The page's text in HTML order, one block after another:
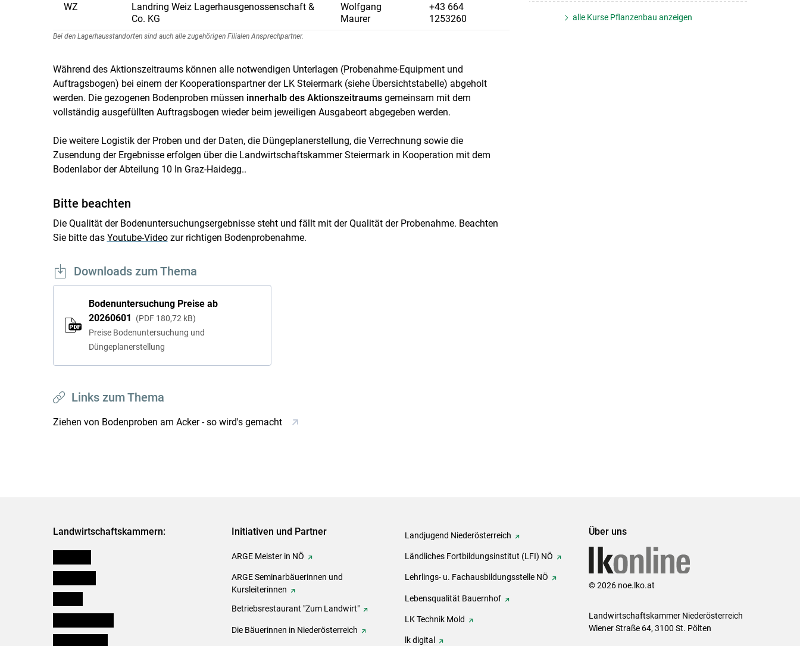
WZ
Landring Weiz Lagerhausgenossenschaft &
Co. KG
Wolfgang
Maurer
+43 664
1253260
Bei den Lagerhausstandorten sind auch alle zugehörigen Filialen Ansprechpartner.
Während des Aktionszeitraums können alle notwendigen Unterlagen (Probenahme-Equipment und
Auftragsbogen) bei einem der Kooperationspartner der LK Steiermark (siehe Übersichtstabelle) abgeholt
werden. Die gezogenen Bodenproben müssen innerhalb des Aktionszeitraumsgemeinsam mit dem
vollständig ausgefüllten Auftragsbogen wieder beim jeweiligen Ausgabeort abgegeben werden.
Die weitere Logistik der Proben und der Daten, die Düngeplanerstellung, die Verrechnung sowie die
Zusendung der Ergebnisse erfolgen über die Landwirtschaftskammer Steiermark in Kooperation mit dem
Bodenlabor der Abteilung 10 In Graz-Haidegg..
Bitte beachten
Die Qualität der Bodenuntersuchungsergebnisse steht und fällt mit der Qualität der Probenahme. Beachten
Sie bitte das Youtube-Videozur richtigen Bodenprobenahme.
Downloads zum Thema
Bodenuntersuchung Preise ab
20260601
PDF 180,72 kB
Preise Bodenuntersuchung und
Düngeplanerstellung
Links zum Thema
Ziehen von Bodenproben am Acker - so wird's gemacht
alle Kurse Pflanzenbau anzeigen
Landwirtschaftskammern: Initiativen und Partner
ARGE Meister in NÖ
ARGE Seminarbäuerinnen und
Kursleiterinnen
Betriebsrestaurant "Zum Landwirt"
Die Bäuerinnen in Niederösterreich
Landjugend Niederösterreich
Ländliches Fortbildungsinstitut (LFI) NÖ
Lehrlings- u. Fachausbildungsstelle NÖ
Lebensqualität Bauernhof
LK Technik Mold
lk digital
Über uns
© 2026 noe.lko.at
Landwirtschaftskammer Niederösterreich
Wiener Straße 64, 3100 St. Pölten